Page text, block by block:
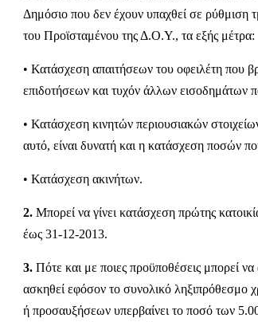
Δημόσιο που δεν έχουν υπαχθεί σε ρύθμιση
του Προϊσταμένου της Δ.Ο.Υ., τα εξής μέτρα:
• Κατάσχεση απαιτήσεων του οφειλέτη που
επιδοτήσεων και τυχόν άλλων εισοδημάτων
• Κατάσχεση κινητών περιουσιακών
αυτό, είναι δυνατή και η κατάσχεση ποσών
• Κατάσχεση ακινήτων.
2. Μπορεί να γίνει κατάσχεση πρώτης
έως 31-12-2013.
3. Πότε και με ποιες προϋποθέσεις μπορεί
ασκηθεί εφόσον το συνολικό ληξιπρόθεσμο
ή προσαυξήσεων υπερβαίνει το ποσό των